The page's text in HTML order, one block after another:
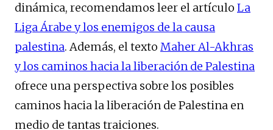
dinámica, recomendamos leer el artículo La
Liga Árabe y los enemigos de la causa
palestina. Además, el texto Maher Al-Akhras
y los caminos hacia la liberación de Palestina
ofrece una perspectiva sobre los posibles
caminos hacia la liberación de Palestina en
medio de tantas traiciones.